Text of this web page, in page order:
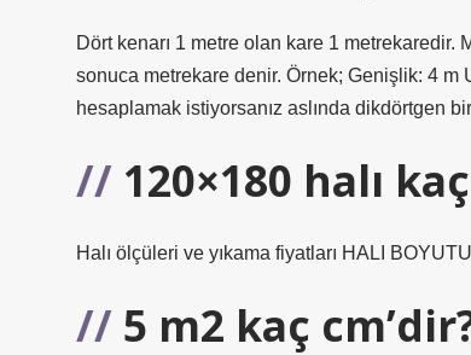
Dört kenarı 1 metre olan kare 1
sonuca metrekare denir. Örnek; Genişlik: 4
hesaplamak istiyorsanız aslında dikdörtgen
120×180 halı
Halı ölçüleri ve yıkama fiyatları HALI
5 m2 kaç